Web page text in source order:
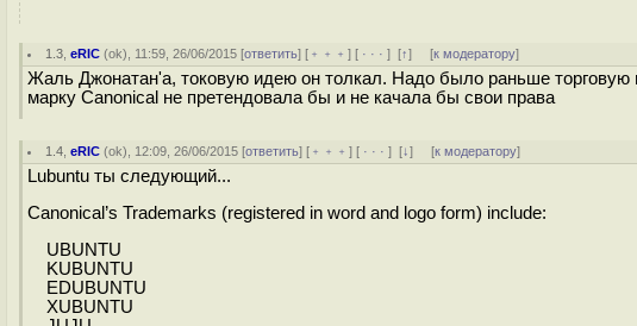
1.3 ,eRIC (ok), 11:59, 26/06/2015 [ответить] [ ﹢﹢﹢] [ · · ·][↑] [к модератору]
Жаль Джонатан'а, токовую идею он толкал. Надо было раньше торговую
марку Canonical не претендовала бы и не качала бы свои права
1.4 ,eRIC (ok), 12:09, 26/06/2015 [ответить] [ ﹢﹢﹢] [ · · ·][↓] [к модератору]
Lubuntu ты следующий...
Canonical’s Trademarks (registered in word and logo form) include:
UBUNTU
KUBUNTU
EDUBUNTU
XUBUNTU